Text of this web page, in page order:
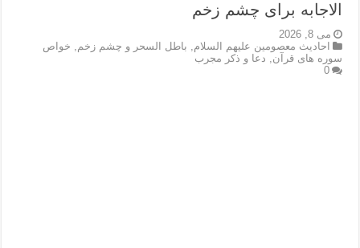
الاجابه برای چشم زخم
می 8, 2026
احادیث معصومین علیهم السلام, باطل السحر و چشم زخم, خواص
سوره های قرآن, دعا و ذکر مجرب
0